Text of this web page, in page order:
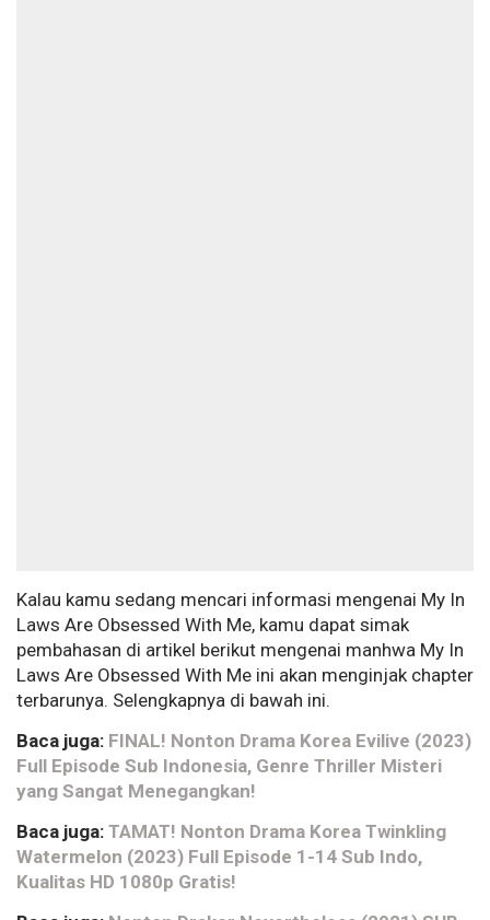
Kalau kamu sedang mencari informasi mengenai My In
Laws Are Obsessed With Me, kamu dapat simak
pembahasan di artikel berikut mengenai manhwa My In
Laws Are Obsessed With Me ini akan menginjak chapter
terbarunya. Selengkapnya di bawah ini.
Baca juga: FINAL! Nonton Drama Korea Evilive (2023)
Full Episode Sub Indonesia, Genre Thriller Misteri
yang Sangat Menegangkan!
Baca juga: TAMAT! Nonton Drama Korea Twinkling
Watermelon (2023) Full Episode 1-14 Sub Indo,
Kualitas HD 1080p Gratis!